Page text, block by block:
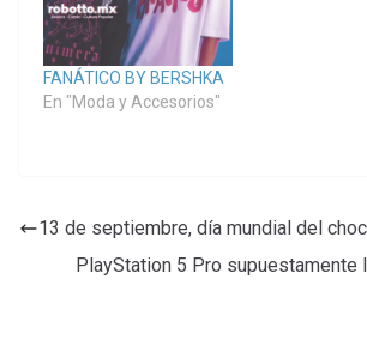
FANÁTICO BY BERSHKA
En "Moda y Accesorios"
13 de septiembre, día mundial del
PlayStation 5 Pro supuestamente